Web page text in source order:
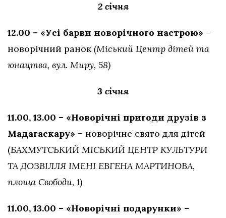
2 січня
12.00 – «Усі барви новорічного настрою» –
новорічний ранок(Міський Центр дітей та
юнацтва, вул. Миру, 58)
3 січня
11.00, 13.00 – «Новорічні пригоди друзів з
Мадагаскару» – новорічне свято для дітей
(БАХМУТСЬКИЙ МІСЬКИЙ ЦЕНТР КУЛЬТУРИ
ТА ДОЗВІЛЛЯ ІМЕНІ ЕВГЕНА МАРТИНОВА,
площа Свободи, 1)
11.00, 13.00 – «Новорічні подарунки» –